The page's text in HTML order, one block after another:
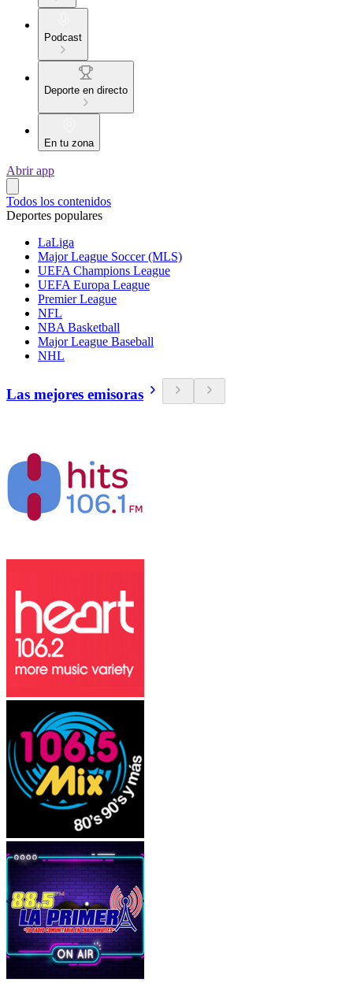
Podcast
Deporte en directo
En tu zona
Abrir app
Todos los contenidos
Deportes populares
LaLiga
Major League Soccer (MLS)
UEFA Champions League
UEFA Europa League
Premier League
NFL
NBA Basketball
Major League Baseball
NHL
Las mejores emisoras